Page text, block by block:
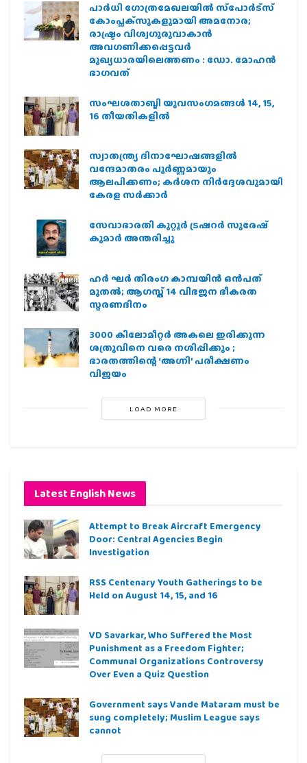
പാര്‍ധി ഗോത്രമേഖലയില്‍ സ്‌പോര്‍ട്‌സ്
കോംപ്ലക്‌സുകളുമായി അമനോര;
രാഷ്ട്രം വിശ്വഗുരുവാകാന്‍
അവഗണിക്കപ്പെട്ടവര്‍
മുഖ്യധാരയിലെത്തണം : ഡോ. മോഹന്‍
ഭാഗവത്
സംഘശതാബ്ദി യുവസംഗമങ്ങള്‍ 14, 15,
16 തീയതികളില്‍
സ്വാതന്ത്ര്യ ദിനാഘോഷങ്ങളിൽ
വന്ദേമാതരം പൂർണ്ണമായും
ആലപിക്കണം; കർശന നിർദ്ദേശവുമായി
കേരള സർക്കാർ
സേവാഭാരതി കുറ്റൂർ ട്രഷറർ സുരേഷ്
കുമാർ അന്തരിച്ചു
ഹര്‍ ഘര്‍ തിരംഗ കാമ്പയിന്‍ ഒന്‍പത്
മുതല്‍; ആഗസ്ത് 14 വിഭജന ഭീകരത
സ്മരണദിനം
3000 കിലോമീറ്റർ അകലെ ഇരിക്കുന്ന
ശത്രുവിനെ വരെ നശിപ്പിക്കും ;
ഭാരതത്തിന്റെ ‘അഗ്നി’ പരീക്ഷണം
വിജയം
LOAD MORE
Latest English News
Attempt to Break Aircraft Emergency
Door: Central Agencies Begin
Investigation
RSS Centenary Youth Gatherings to be
Held on August 14, 15, and 16
VD Savarkar, Who Suffered the Most
Punishment as a Freedom Fighter;
Communal Organizations Controversy
Over Even a Quiz Question
Government says Vande Mataram must be
sung completely; Muslim League says
cannot